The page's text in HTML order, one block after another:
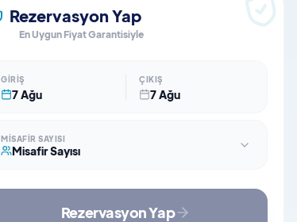
Rezervasyon Yap
En Uygun Fiyat Garantisiyle
GIRIŞ
7 Ağu
ÇIKIŞ
7 Ağu
MISAFIR SAYISI
Misafir Sayısı
Rezervasyon Yap